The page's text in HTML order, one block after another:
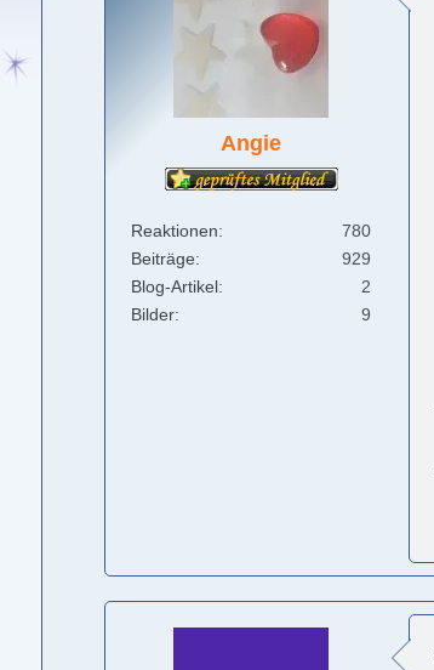
Angie
Reaktionen
780
Beiträge
929
Blog-Artikel
2
Bilder
9